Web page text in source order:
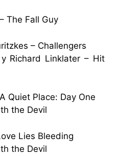
The Fall Guy
– Challengers
Richard Linklater – Hit
A Quiet Place: Day One
the Devil
Lies Bleeding
the Devil